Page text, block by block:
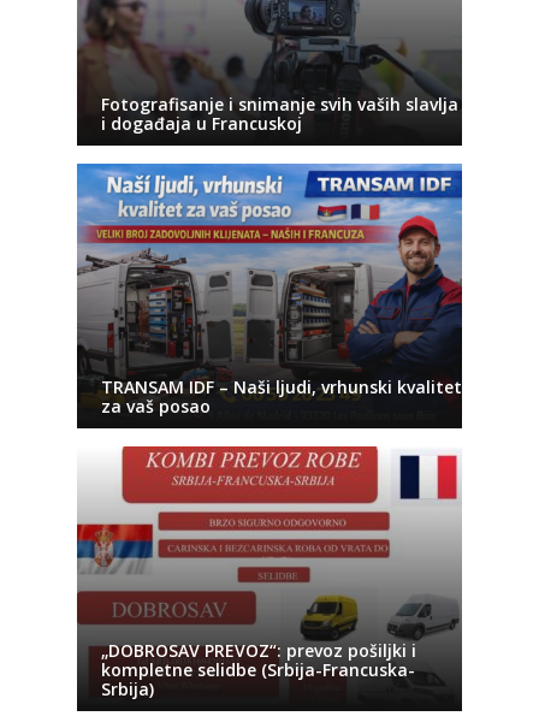
Fotografisanje i snimanje svih vaših slavlja
i događaja u Francuskoj
TRANSAM IDF – Naši ljudi, vrhunski kvalitet
za vaš posao
„DOBROSAV PREVOZ“: prevoz pošiljki i
kompletne selidbe (Srbija-Francuska-
Srbija)